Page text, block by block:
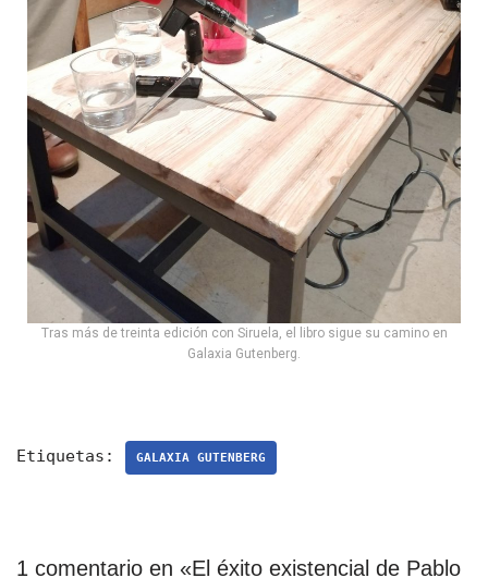
Tras más de treinta edición con Siruela, el libro sigue su camino en
Galaxia Gutenberg.
Etiquetas: GALAXIA GUTENBERG
1 comentario en «El éxito existencial de Pablo